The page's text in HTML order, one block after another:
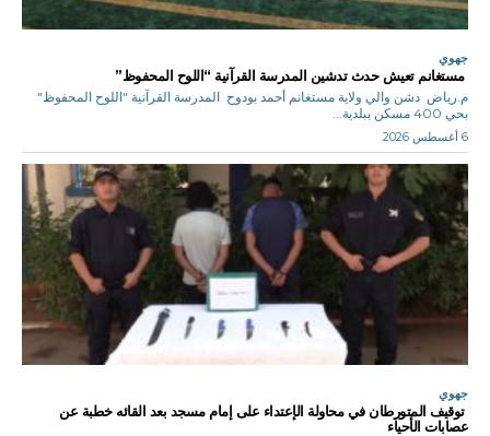
جهوي
مستغانم تعيش حدث تدشين المدرسة القرآنية “اللوح المحفوظ”
م.رياض دشن والي ولاية مستغانم أحمد بودوح المدرسة القرآنية "اللوح المحفوظ"
بحي 400 مسكن ببلدية...
6 أغسطس 2026
جهوي
توقيف المتورطان في محاولة الإعتداء على إمام مسجد بعد القائه خطبة عن
عصابات الأحياء